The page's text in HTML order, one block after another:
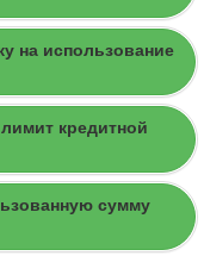
на использование
кредитной
сумму